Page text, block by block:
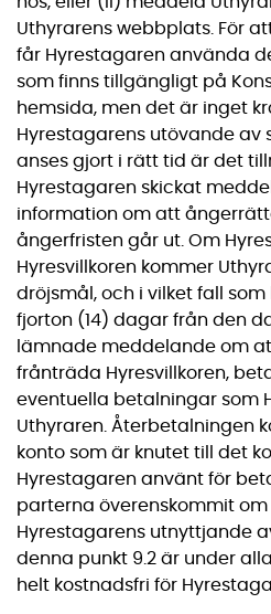
Uthyrarens webbplats. För
får Hyrestagaren använda
som finns tillgängligt på
hemsida, men det är inget
Hyrestagarens utövande av
anses gjort i rätt tid är det
Hyrestagaren skickat
information om att
ångerfristen går ut. Om
Hyresvillkoren kommer
dröjsmål, och i vilket fall
fjorton (14) dagar från den
lämnade meddelande om
frånträda Hyresvillkoren,
eventuella betalningar som
Uthyraren. Återbetalningen
konto som är knutet till det
Hyrestagaren använt för
parterna överenskommit om
Hyrestagarens utnyttjande
denna punkt 9.2 är under
helt kostnadsfri för